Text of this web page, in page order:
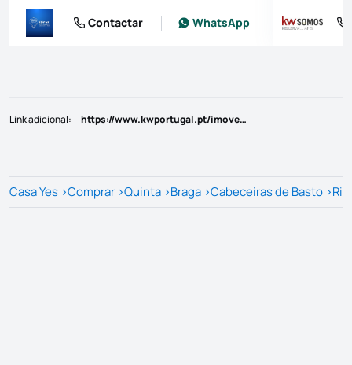
Contactar WhatsApp
Link adicional: https://www.kwportugal.pt/imovel/Venda/Quinta_Herdade/Braga/Cabeceiras de Basto/Rio Douro/41583
Casa Yes >Comprar >Quinta >Braga >Cabeceiras de Basto >